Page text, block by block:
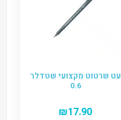
עט שרטוט מקצועי שטדלר
0.6
₪17.90